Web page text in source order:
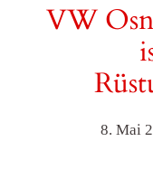
VW
8. Mai